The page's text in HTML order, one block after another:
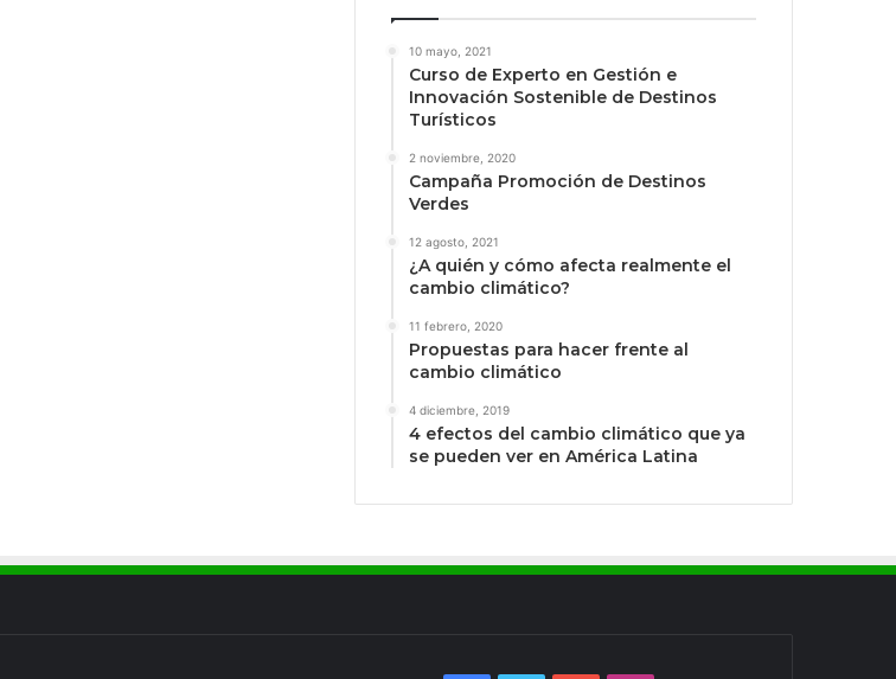
10 mayo, 2021
Curso de Experto en Gestión e
Innovación Sostenible de Destinos
Turísticos
2 noviembre, 2020
Campaña Promoción de Destinos
Verdes
12 agosto, 2021
¿A quién y cómo afecta realmente el
cambio climático?
11 febrero, 2020
Propuestas para hacer frente al
cambio climático
4 diciembre, 2019
4 efectos del cambio climático que ya
se pueden ver en América Latina